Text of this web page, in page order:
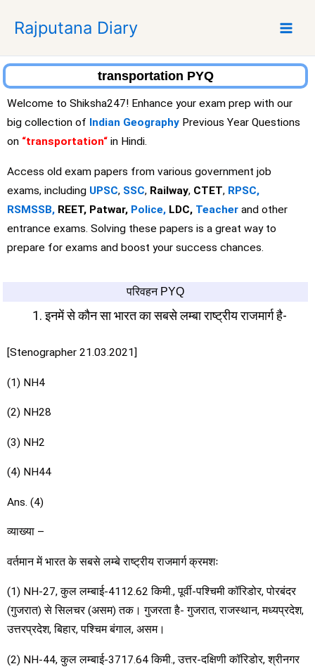
p
Rajputana Diary
transportation PYQ
Welcome to Shiksha247! Enhance your exam prep with our
big collection of Indian Geography Previous Year Questions
on “transportation“ in Hindi.
Access old exam papers from various government job
exams, including UPSC, SSC, Railway, CTET, RPSC,
RSMSSB, REET, Patwar, Police, LDC, Teacher and other
entrance exams. Solving these papers is a great way to
prepare for exams and boost your success chances.
परिवहन PYQ
इनमें से कौन सा भारत का सबसे लम्बा राष्ट्रीय राजमार्ग है-
[Stenographer 21.03.2021]
(1) NH4
(2) NH28
(3) NH2
(4) NH44
Ans. (4)
व्याख्या –
वर्तमान में भारत के सबसे लम्बे राष्ट्रीय राजमार्ग क्रमशः
(1) NH-27, कुल लम्बाई-4112.62 किमी., पूर्वी-पश्चिमी कॉरिडोर, पोरबंदर
(गुजरात) से सिलचर (असम) तक। गुजरता है- गुजरात, राजस्थान, मध्यप्रदेश,
उत्तरप्रदेश, बिहार, पश्चिम बंगाल, असम।
(2) NH-44, कुल लम्बाई-3717.64 किमी., उत्तर-दक्षिणी कॉरिडोर, श्रीनगर